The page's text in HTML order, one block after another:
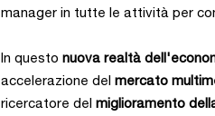
manager in tutte le attività per
In questonuova realtà
accelerazione delmercato
ricercatore delmiglioramento